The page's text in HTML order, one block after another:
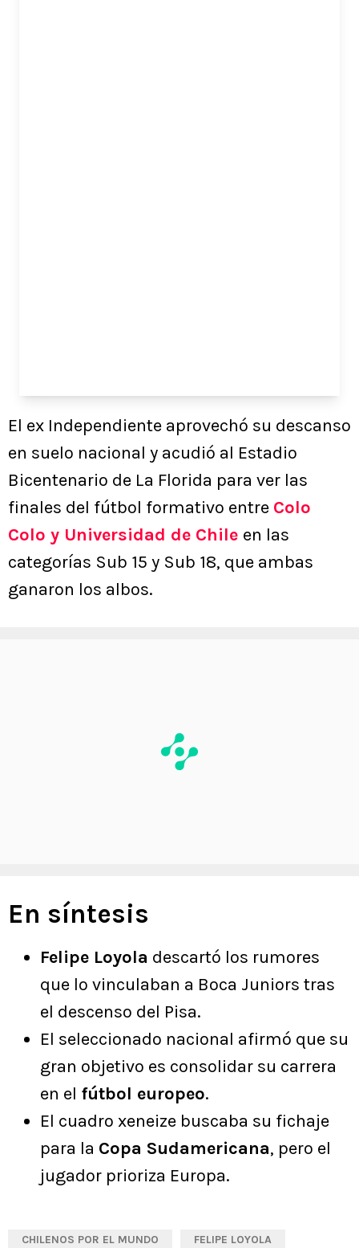
El ex Independiente aprovechó su descanso
en suelo nacional y acudió al Estadio
Bicentenario de La Florida para ver las
finales del fútbol formativo entre Colo
Colo y Universidad de Chile en las
categorías Sub 15 y Sub 18, que ambas
ganaron los albos.
En síntesis
Felipe Loyola descartó los rumores
que lo vinculaban a Boca Juniors tras
el descenso del Pisa.
El seleccionado nacional afirmó que su
gran objetivo es consolidar su carrera
en el fútbol europeo.
El cuadro xeneize buscaba su fichaje
para la Copa Sudamericana, pero el
jugador prioriza Europa.
CHILENOS POR EL MUNDO FELIPE LOYOLA